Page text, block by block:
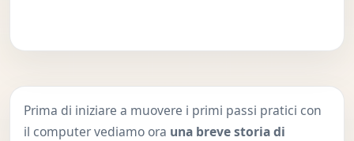
Prima di iniziare a muovere i primi passi pratici con
il computer vediamo ora una breve storia di